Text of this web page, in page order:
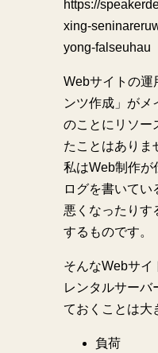
https://
xing-
yong-falseuhau
Webサイトの運
ンツ作成」がメ
のことにリソー
たことはありま
私はWeb制作が
ログを書いてい
悪くなったりす
するものです。
そんなWebサイ
レンタルサーバ
ておくことは大
負荷